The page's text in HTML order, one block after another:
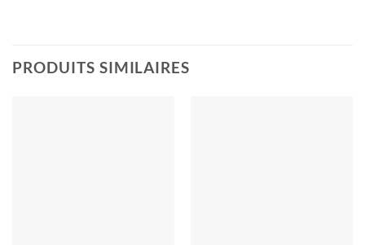
PRODUITS SIMILAIRES